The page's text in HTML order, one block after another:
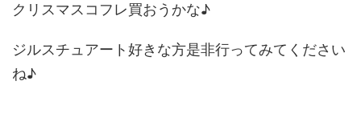
クリスマスコフレ買おうかな♪
ジルスチュアート好きな方是非行ってみてください
ね♪